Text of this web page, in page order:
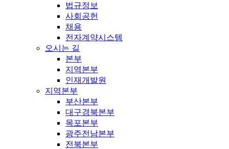
법규정보
사회공헌
채용
전자계약시스템
오시는 길
본부
지역본부
인재개발원
지역본부
부산본부
대구경북본부
목포본부
광주전남본부
전북본부